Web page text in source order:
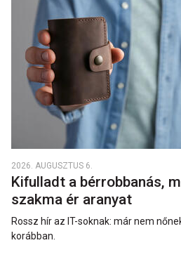
2026. AUGUSZTUS 6.
Kifulladt a bérrobbanás,
szakma ér aranyat
Rossz hír az IT-soknak: már nem
korábban.